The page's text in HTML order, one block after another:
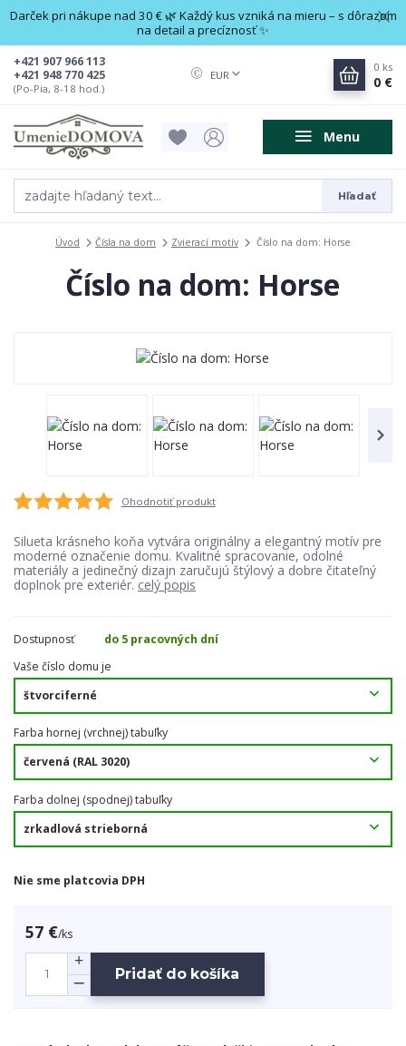
Darček pri nákupe nad 30 € 🌿 Každý kus vzniká na mieru – s dôrazom
na detail a precíznosť ✨
Menu
EUR
Hľadať
+421 948 770 425
+421 907 966 113
(Po-Pia, 8-18 hod.)
0 ks
0 €
Úvod Čísla na dom Zvierací motív Číslo na dom: Horse
Číslo na dom: Horse
Ohodnotiť produkt
Silueta krásneho koňa vytvára originálny a elegantný motív pre
moderné označenie domu. Kvalitné spracovanie, odolné
materiály a jedinečný dizajn zaručujú štýlový a dobre čitateľný
doplnok pre exteriér. celý popis
Dostupnosť
do 5 pracovných dní
Vaše číslo domu je
Farba hornej (vrchnej) tabuľky
Farba dolnej (spodnej) tabuľky
Nie sme platcovia DPH
57 €/ks
Pridať do košíka